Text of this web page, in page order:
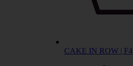
CAKE IN ROW | F4